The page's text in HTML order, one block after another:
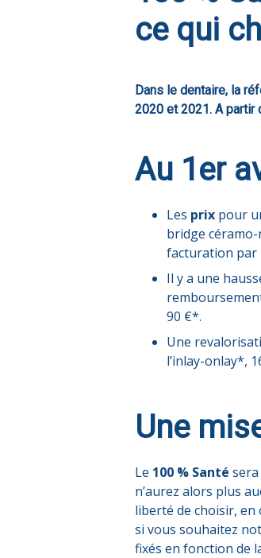
ce qui
Dans le dentaire, la
2020 et 2021. A partir
Au 1er
Les prix pour
bridge
facturation par
Il y a une
90 €*.
Une
l’inlay-onlay*,
Une
Le 100 % Santé
n’aurez alors plus
liberté de choisir,
si vous souhaitez
fixés en fonction de